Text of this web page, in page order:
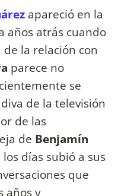
apareció en la
años atrás cuando
la relación con
parece no
se
de la televisión
de las
de Benjamín
días subió a sus
que
años y